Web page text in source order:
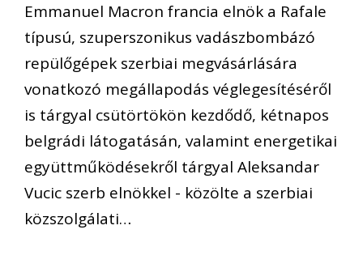
Emmanuel Macron francia elnök a Rafale
típusú, szuperszonikus vadászbombázó
repülőgépek szerbiai megvásárlására
vonatkozó megállapodás véglegesítéséről
is tárgyal csütörtökön kezdődő, kétnapos
belgrádi látogatásán, valamint energetikai
együttműködésekről tárgyal Aleksandar
Vucic szerb elnökkel - közölte a szerbiai
közszolgálati…